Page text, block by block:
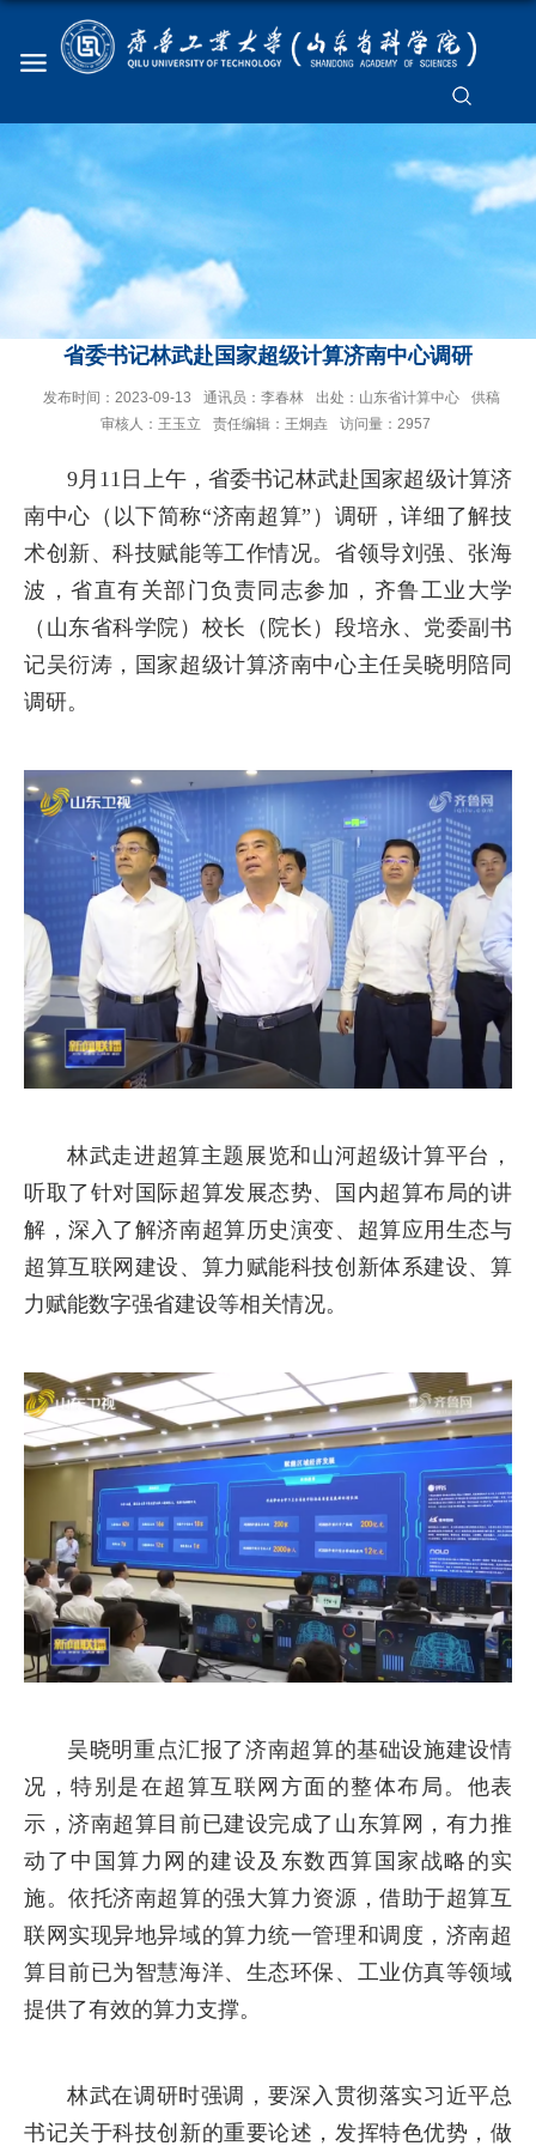
省委书记林武赴国家超级计算济南中心调研
发布时间：2023-09-13 通讯员：李春林 出处：山东省计算中心
供稿
审核人：王玉立
责任编辑：王炯垚 访问量： 2957
9月11日上午，省委书记林武赴国家超级计算济
南中心（以下简称“济南超算”）调研，详细了解技
术创新、科技赋能等工作情况。省领导刘强、张海
波，省直有关部门负责同志参加，齐鲁工业大学
（山东省科学院）校长（院长）段培永、党委副书
记吴衍涛，国家超级计算济南中心主任吴晓明陪同
调研。
林武走进超算主题展览和山河超级计算平台，
听取了针对国际超算发展态势、国内超算布局的讲
解，深入了解济南超算历史演变、超算应用生态与
超算互联网建设、算力赋能科技创新体系建设、算
力赋能数字强省建设等相关情况。
吴晓明重点汇报了济南超算的基础设施建设情
况，特别是在超算互联网方面的整体布局。他表
示，济南超算目前已建设完成了山东算网，有力推
动了中国算力网的建设及东数西算国家战略的实
施。依托济南超算的强大算力资源，借助于超算互
联网实现异地异域的算力统一管理和调度，济南超
算目前已为智慧海洋、生态环保、工业仿真等领域
提供了有效的算力支撑。
林武在调研时强调，要深入贯彻落实习近平总
书记关于科技创新的重要论述，发挥特色优势，做